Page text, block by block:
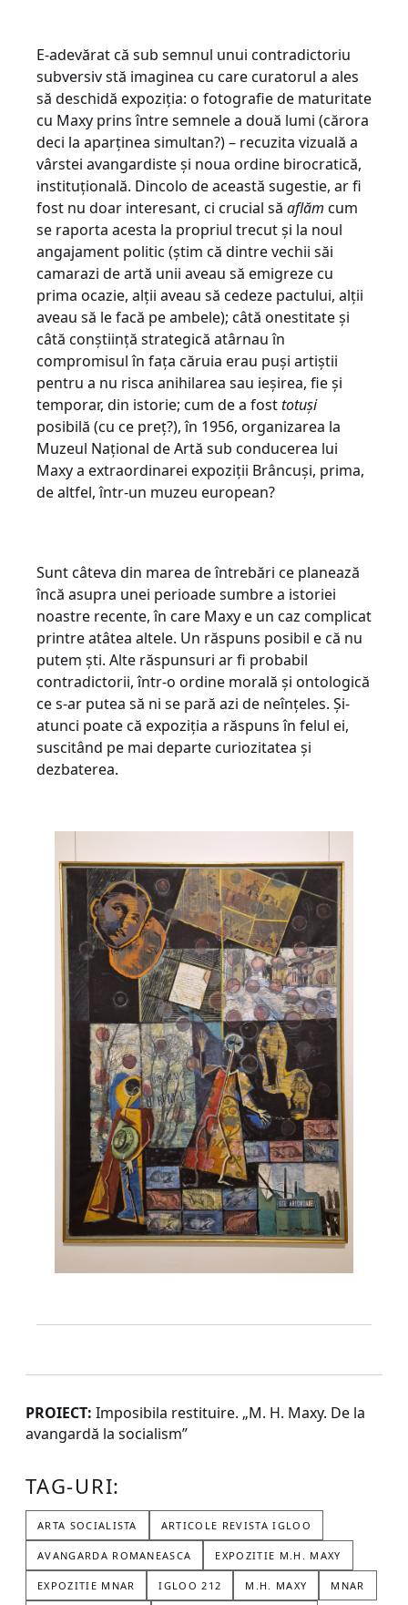
E-adevărat că sub semnul unui contradictoriu
subversiv stă imaginea cu care curatorul a ales
să deschidă expoziția: o fotografie de maturitate
cu Maxy prins între semnele a două lumi (cărora
deci la aparținea simultan?) – recuzita vizuală a
vârstei avangardiste și noua ordine birocratică,
instituțională. Dincolo de această sugestie, ar fi
fost nu doar interesant, ci crucial să aflăm cum
se raporta acesta la propriul trecut și la noul
angajament politic (știm că dintre vechii săi
camarazi de artă unii aveau să emigreze cu
prima ocazie, alții aveau să cedeze pactului, alții
aveau să le facă pe ambele); câtă onestitate și
câtă conștiință strategică atârnau în
compromisul în fața căruia erau puși artiștii
pentru a nu risca anihilarea sau ieșirea, fie și
temporar, din istorie; cum de a fosttotuși
posibilă (cu ce preț?), în 1956, organizarea la
Muzeul Național de Artă sub conducerea lui
Maxy a extraordinarei expoziții Brâncuși, prima,
de altfel, într-un muzeu european?
Sunt câteva din marea de întrebări ce planează
încă asupra unei perioade sumbre a istoriei
noastre recente, în care Maxy e un caz complicat
printre atâtea altele. Un răspuns posibil e că nu
putem ști. Alte răspunsuri ar fi probabil
contradictorii, într-o ordine morală și ontologică
ce s-ar putea să ni se pară azi de neînțeles. Și-
atunci poate că expoziția a răspuns în felul ei,
suscitând pe mai departe curiozitatea și
dezbaterea.
PROIECT: Imposibila restituire. „M. H. Maxy. De la
avangardă la socialism”
TAG-URI:
ARTA SOCIALISTA ARTICOLE REVISTA IGLOO
AVANGARDA ROMANEASCA EXPOZITIE M.H. MAXY
EXPOZITIE MNAR IGLOO 212 M.H. MAXY MNAR